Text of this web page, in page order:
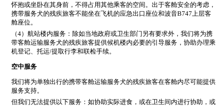
怀抱或坐卧在其身前，不得占用其他乘客的空间。出于客舱安全的考虑，
携带服务犬的残疾旅客不能坐在飞机的应急出口座位和波音B747上层客
舱座位。
（4）航站楼内服务：除如当地政府或卫生部门另有要求外，我们将为携
带客舱运输服务犬的残疾旅客提供候机楼内必要的引导服务，协助办理乘
机登记、托运/提取行李和联检手续。
空中服务
我们将为单独出行的携带客舱运输服务犬的残疾旅客在客舱内尽可能提供
服务支持。
但我们无法提供以下服务：如协助实际进食，或在卫生间内进行协助，或